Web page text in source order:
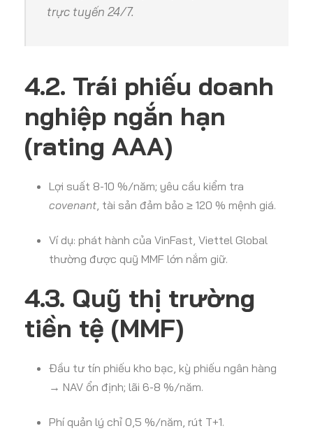
trực tuyến 24/7.
4.2. Trái phiếu doanh
nghiệp ngắn hạn
(rating AAA)
Lợi suất 8-10 %/năm; yêu cầu kiểm tra
covenant, tài sản đảm bảo ≥ 120 % mệnh giá.
Ví dụ: phát hành của VinFast, Viettel Global
thường được quỹ MMF lớn nắm giữ.
4.3. Quỹ thị trường
tiền tệ (MMF)
Đầu tư tín phiếu kho bạc, kỳ phiếu ngân hàng
→ NAV ổn định; lãi 6-8 %/năm.
Phí quản lý chỉ 0,5 %/năm, rút T+1.